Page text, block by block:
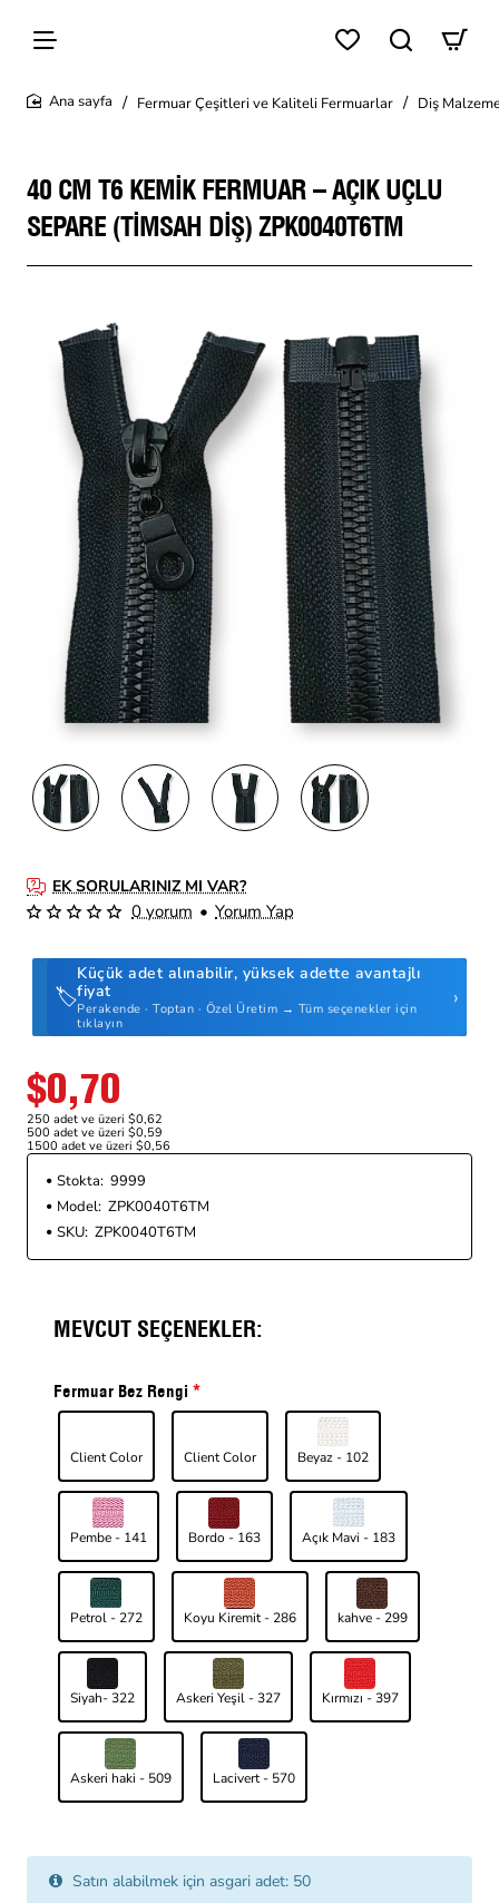
Fermuar Çeşitleri ve Kaliteli Fermuarlar Diş
40 CM T6 KEMIK FERMUAR – AÇIK UÇLU
SEPARE (TIMSAH DIŞ) ZPK0040T6TM
EK SORULARINIZ MI VAR?
🏷️
Küçük adet alınabilir, yüksek adette avantajlı
fiyat
Perakende · Toptan · Özel Üretim → Tüm seçenekler için
tıklayın
›
0 yorum • Yorum Yap
$0,70
250 adet ve üzeri $0,62
500 adet ve üzeri $0,59
1500 adet ve üzeri $0,56
Stokta: 9999
Model: ZPK0040T6TM
SKU: ZPK0040T6TM
MEVCUT SEÇENEKLER:
Fermuar Bez Rengi
Client Color Client Color Beyaz - 102
Pembe - 141 Bordo - 163 Açık Mavi - 183
Petrol - 272 Koyu Kiremit - 286 kahve - 299
Siyah- 322 Askeri Yeşil - 327 Kırmızı - 397
Askeri haki - 509 Lacivert - 570
Satın alabilmek için asgari adet: 50